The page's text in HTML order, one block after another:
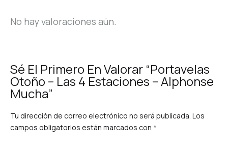
No hay valoraciones aún.
Sé El Primero En Valorar “Portavelas
Otoño – Las 4 Estaciones – Alphonse
Mucha”
Tu dirección de correo electrónico no será publicada. Los
campos obligatorios están marcados con *